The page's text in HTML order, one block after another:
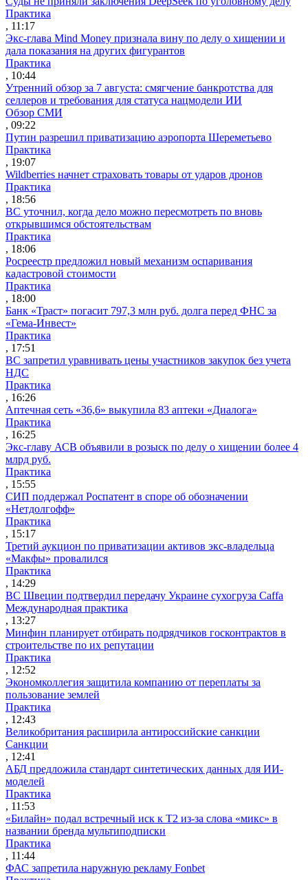
Практика
, 11:17
Экс-глава Mind Money признала вину по делу о хищении и
дала показания на других фигурантов
Практика
, 10:44
Утренний обзор за 7 августа: смягчение банкротства для
селлеров и требования для статуса нацмодели ИИ
Обзор СМИ
, 09:22
Путин разрешил приватизацию аэропорта Шереметьево
Практика
, 19:07
Wildberries начнет страховать товары от ударов дронов
Практика
, 18:56
ВС уточнил, когда дело можно пересмотреть по вновь
открывшимся обстоятельствам
Практика
, 18:06
Росреестр предложил новый механизм оспаривания
кадастровой стоимости
Практика
, 18:00
Банк «Траст» погасит 797,3 млн руб. долга перед ФНС за
«Гема-Инвест»
Практика
, 17:51
ВС запретил уравнивать цены участников закупок без учета
НДС
Практика
, 16:26
Аптечная сеть «36,6» выкупила 83 аптеки «Диалога»
Практика
, 16:25
Экс-главу АСВ объявили в розыск по делу о хищении более 4
млрд руб.
Практика
, 15:55
СИП поддержал Роспатент в споре об обозначении
«Нетдолгофф»
Практика
, 15:17
Третий аукцион по приватизации активов экс-владельца
«Макфы» провалился
Практика
, 14:29
ВС Швеции подтвердил передачу Украине сухогруза Caffa
Международная практика
, 13:27
Минфин планирует отбирать подрядчиков госконтрактов в
строительстве по их репутации
Практика
, 12:52
Экономколлегия защитила компанию от переплаты за
пользование землей
Практика
, 12:43
Великобритания расширила антироссийские санкции
Санкции
, 12:41
АБД предложила стандарт синтетических данных для ИИ-
моделей
Практика
, 11:53
«Билайн» подал встречный иск к Т2 из-за слова «микс» в
названии бренда мультиподписки
Практика
, 11:44
ФАС запретила наружную рекламу Fonbet